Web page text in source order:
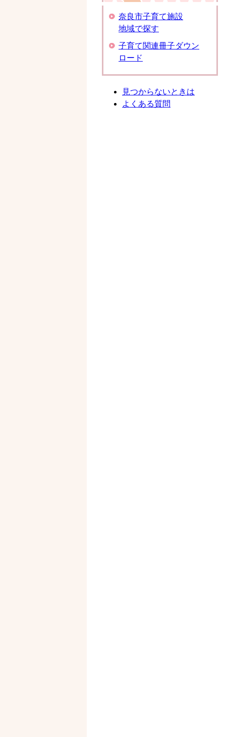
奈良市子育て施設
地域で探す
子育て関連冊子ダウン
ロード
見つからないときは
よくある質問